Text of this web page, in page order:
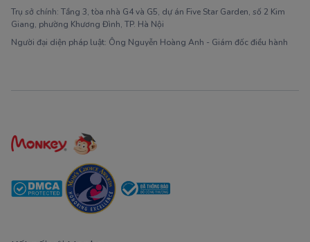
Trụ sở chính: Tầng 3, tòa nhà G4 và G5, dự án Five Star Garden, số 2 Kim
Giang, phường Khương Đình, TP. Hà Nội
Người đại diện pháp luật: Ông Nguyễn Hoàng Anh - Giám đốc điều hành